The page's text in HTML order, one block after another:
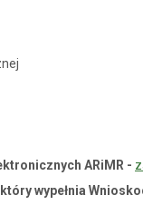
ARiMR -
wypełnia